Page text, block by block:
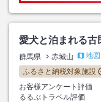
愛犬と泊まれる
群馬県 赤城山
地図
ふるさと納税対象施設
お客様アンケート評価
るるぶトラベル評価